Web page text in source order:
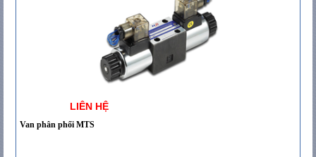
LIÊN HỆ
Van phân phối MTS